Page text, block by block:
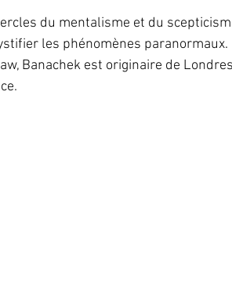
du mentalisme et du
les phénomènes paranormaux.
Banachek est originaire de